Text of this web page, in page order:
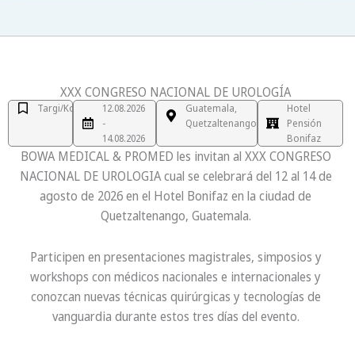
XXX CONGRESO NACIONAL DE UROLOGÍA
Targi/Kongres
12.08.2026
-
14.08.2026
Guatemala,
Quetzaltenango
Hotel
Pensión
Bonifaz
BOWA MEDICAL & PROMED les invitan al XXX CONGRESO
NACIONAL DE UROLOGIA cual se celebrará del 12 al 14 de
agosto de 2026 en el Hotel Bonifaz en la ciudad de
Quetzaltenango, Guatemala.
Participen en presentaciones magistrales, simposios y
workshops con médicos nacionales e internacionales y
conozcan nuevas técnicas quirúrgicas y tecnologías de
vanguardia durante estos tres días del evento.